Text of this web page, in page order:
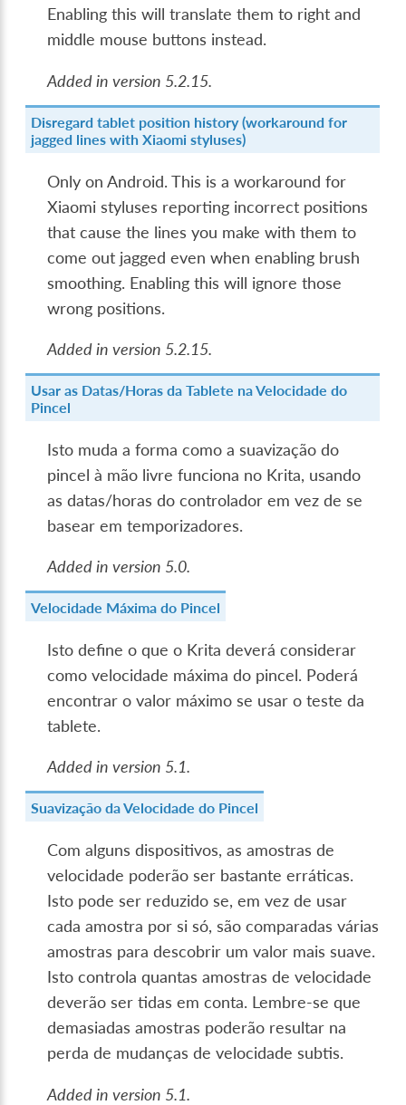
Enabling this will translate them to right and
middle mouse buttons instead.
Added in version 5.2.15.
Disregard tablet position history (workaround for
jagged lines with Xiaomi styluses)
Only on Android. This is a workaround for
Xiaomi styluses reporting incorrect positions
that cause the lines you make with them to
come out jagged even when enabling brush
smoothing. Enabling this will ignore those
wrong positions.
Added in version 5.2.15.
Usar as Datas/Horas da Tablete na Velocidade do
Pincel
Isto muda a forma como a suavização do
pincel à mão livre funciona no Krita, usando
as datas/horas do controlador em vez de se
basear em temporizadores.
Added in version 5.0.
Velocidade Máxima do Pincel
Isto define o que o Krita deverá considerar
como velocidade máxima do pincel. Poderá
encontrar o valor máximo se usar o teste da
tablete.
Added in version 5.1.
Suavização da Velocidade do Pincel
Com alguns dispositivos, as amostras de
velocidade poderão ser bastante erráticas.
Isto pode ser reduzido se, em vez de usar
cada amostra por si só, são comparadas várias
amostras para descobrir um valor mais suave.
Isto controla quantas amostras de velocidade
deverão ser tidas em conta. Lembre-se que
demasiadas amostras poderão resultar na
perda de mudanças de velocidade subtis.
Added in version 5.1.